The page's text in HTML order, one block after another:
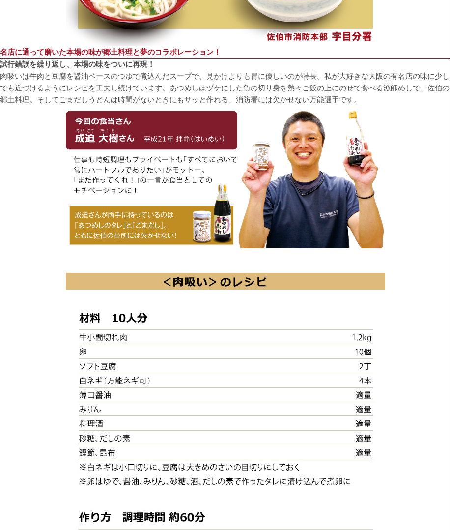
名店に通って磨いた本場の味が郷土料理と夢のコラボレーション！
試行錯誤を繰り返し、本場の味をついに再現！
肉吸いは牛肉と豆腐を醤油ベースのつゆで煮込んだスープで、見かけよりも胃に優しいのが特長。私が大好きな大阪の有名店の味に少し
でも近づけるようにレシピを工夫し続けています。あつめしはヅケにした魚の切り身を熱々ご飯の上にのせて食べる漁師めしで、佐伯の
郷土料理。そしてごまだしうどんは時間がないときにもサッと作れる、消防署には欠かせない万能選手です。